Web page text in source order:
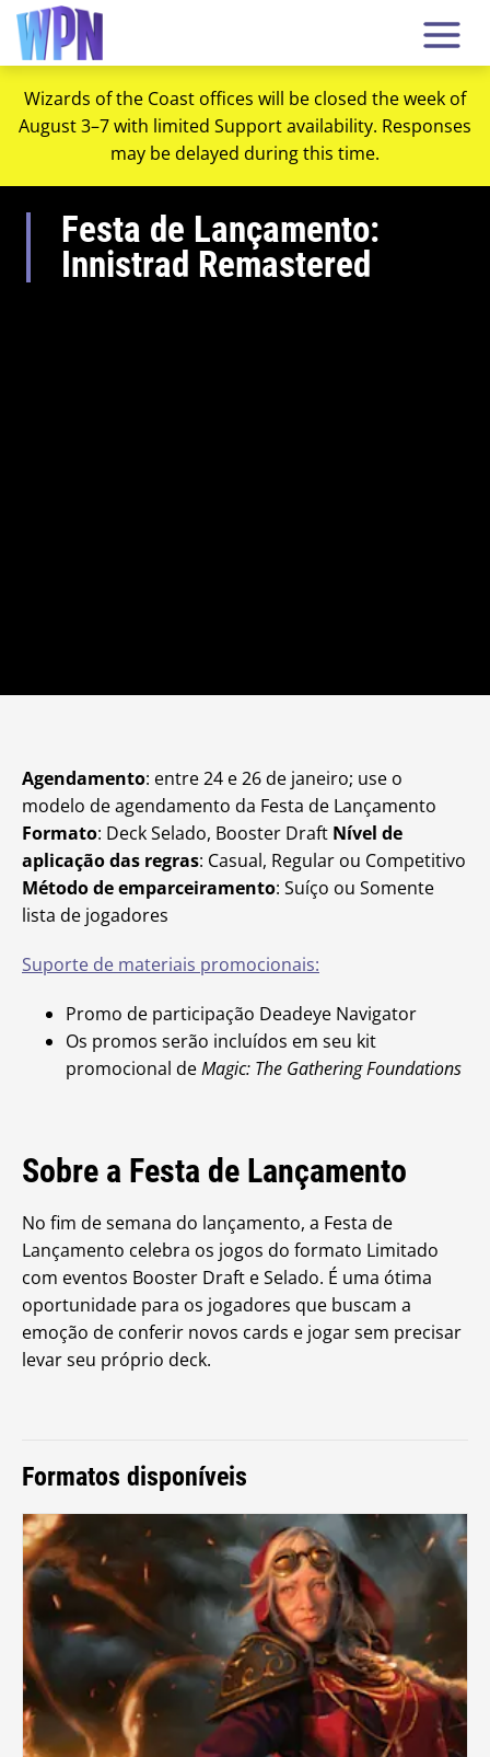
Wizards of the Coast offices will be closed the week of
August 3–7 with limited Support availability. Responses
may be delayed during this time.
Festa de Lançamento:
Innistrad Remastered
Agendamento: entre 24 e 26 de janeiro; use o
modelo de agendamento da Festa de Lançamento
Formato: Deck Selado, Booster Draft Nível de
aplicação das regras: Casual, Regular ou Competitivo
Método de emparceiramento: Suíço ou Somente
lista de jogadores
Suporte de materiais promocionais:
Promo de participação Deadeye Navigator
Os promos serão incluídos em seu kit
promocional deMagic: The Gathering Foundations
Sobre a Festa de Lançamento
No fim de semana do lançamento, a Festa de
Lançamento celebra os jogos do formato Limitado
com eventos Booster Draft e Selado. É uma ótima
oportunidade para os jogadores que buscam a
emoção de conferir novos cards e jogar sem precisar
levar seu próprio deck.
Formatos disponíveis